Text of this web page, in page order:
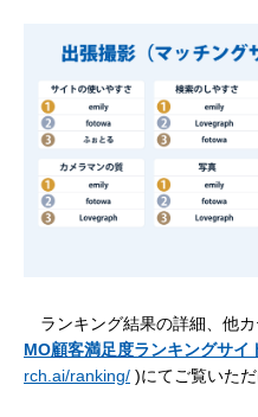
ランキング結果の詳細、他
MO顧客満足度ランキングサイ
rch.ai/ranking/ )にてご覧いただ